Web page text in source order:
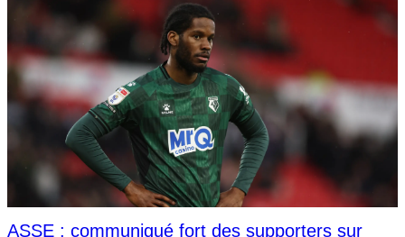
ASSE : communiqué fort des supporters sur